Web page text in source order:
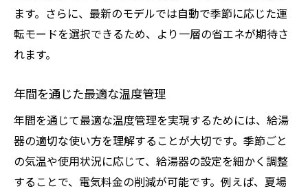
ます。さらに、最新のモデルでは自動で季節に応じた運
転モードを選択できるため、より一層の省エネが期待さ
れます。
年間を通じた最適な温度管理
年間を通じて最適な温度管理を実現するためには、給湯
器の適切な使い方を理解することが大切です。季節ごと
の気温や使用状況に応じて、給湯器の設定を細かく調整
することで、電気料金の削減が可能です。例えば、夏場